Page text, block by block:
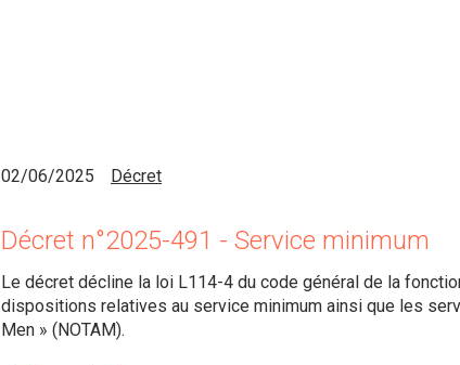
02/06/2025 Décret
Décret n°2025-491 - Service minimum
Le décret décline la loi L114-4 du code général de la
dispositions relatives au service minimum ainsi que les
Men » (NOTAM).